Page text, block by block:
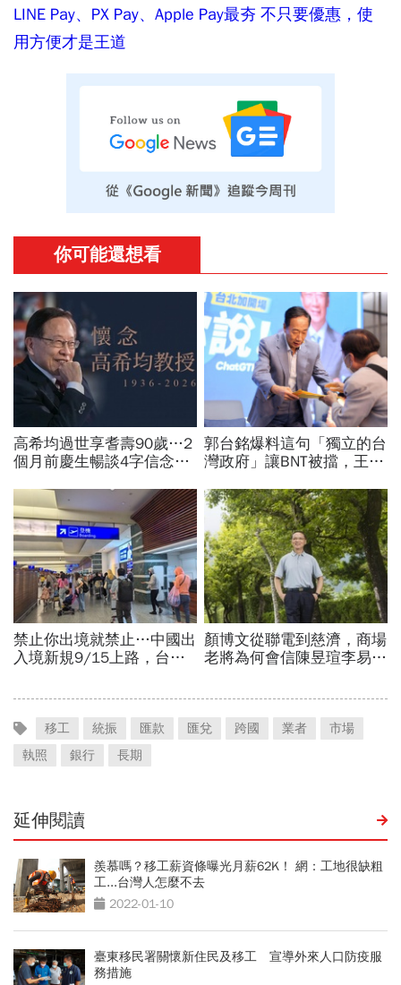
LINE Pay、PX Pay、Apple Pay最夯 不只要優惠，使
用方便才是王道
移工 統振 匯款 匯兌 跨國 業者
市場
執照
銀行 長期
延伸閱讀
羨慕嗎？移工薪資條曝光月薪62K！ 網：工地很缺粗
工...台灣人怎麼不去
2022-01-10
臺東移民署關懷新住民及移工 宣導外來人口防疫服
務措施